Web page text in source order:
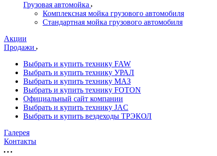
Грузовая автомойка
Комплексная мойка грузового автомобиля
Стандартная мойка грузового автомобиля
Акции
Продажи
Выбрать и купить технику FAW
Выбрать и купить технику УРАЛ
Выбрать и купить технику МАЗ
Выбрать и купить технику FOTON
Официальный сайт компании
Выбрать и купить технику JAC
Выбрать и купить вездеходы ТРЭКОЛ
Галерея
Контакты